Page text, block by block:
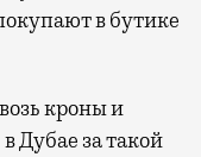
в бутике
кроны и
Дубае за такой